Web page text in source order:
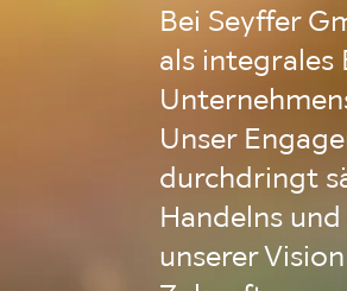
Bei Seyffer
als integrales
Unser
durchdringt
Handelns
unserer